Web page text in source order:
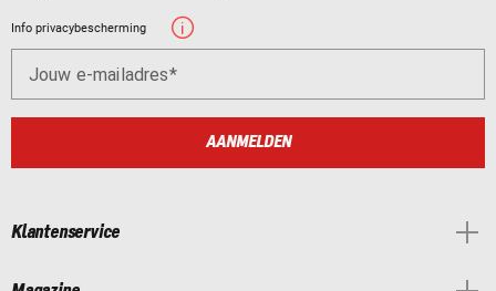
Info privacybescherming
Jouw e-mailadres
AANMELDEN
Klantenservice